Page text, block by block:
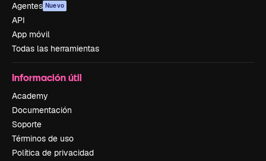
Agentes Nuevo
API
App móvil
Todas las herramientas
Información útil
Academy
Documentación
Soporte
Términos de uso
Política de privacidad